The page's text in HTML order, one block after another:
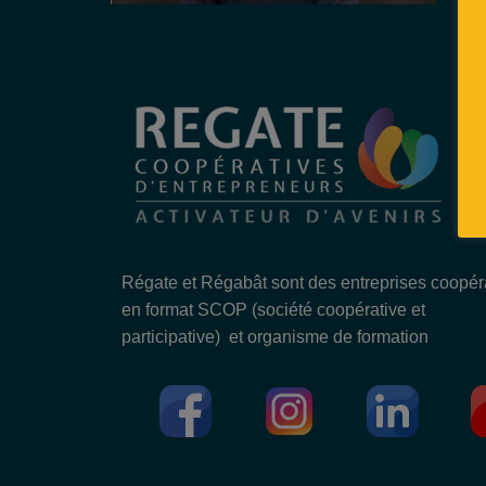
Régate et Régabât sont des entreprises
en format SCOP (société coopérative et
participative) et organisme de formation